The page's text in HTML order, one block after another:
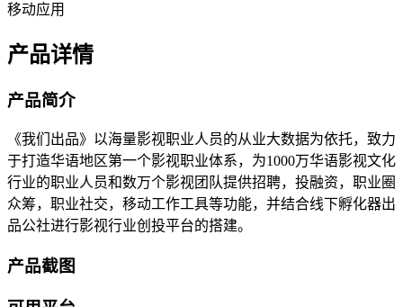
移动应用
产品详情
产品简介
《我们出品》以海量影视职业人员的从业大数据为依托，致力
于打造华语地区第一个影视职业体系，为1000万华语影视文化
行业的职业人员和数万个影视团队提供招聘，投融资，职业圈
众筹，职业社交，移动工作工具等功能，并结合线下孵化器出
品公社进行影视行业创投平台的搭建。
产品截图